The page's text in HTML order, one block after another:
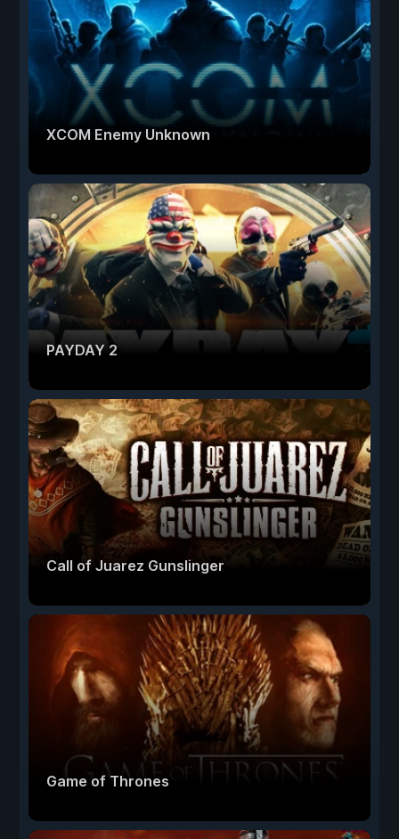
XCOM Enemy Unknown
PAYDAY 2
Call of Juarez Gunslinger
Game of Thrones